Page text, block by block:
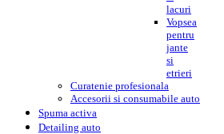
lacuri
Vopsea
pentru
jante
si
etrieri
Curatenie profesionala
Accesorii si consumabile auto
Spuma activa
Detailing auto